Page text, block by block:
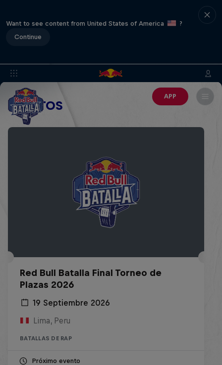
Want to see content from United States of America
?
Continue
APP
EVENTOS
Red Bull Batalla Final Torneo de
Plazas 2026
19 Septiembre 2026
Lima, Peru
BATALLAS DE RAP
Próximo evento